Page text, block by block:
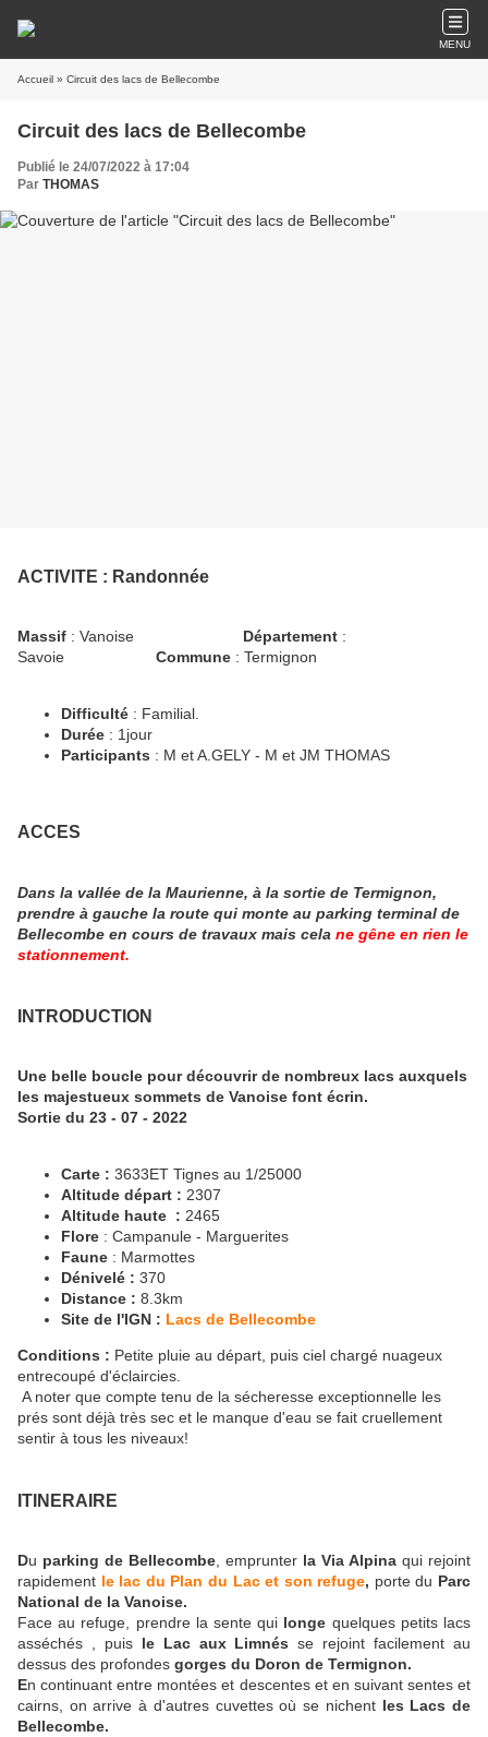
MENU
Accueil » Circuit des lacs de Bellecombe
Circuit des lacs de Bellecombe
Publié le 24/07/2022 à 17:04
Par THOMAS
ACTIVITE : Randonnée
Massif : Vanoise Département :
Savoie
Commune : Termignon
Difficulté : Familial.
Durée : 1jour
Participants : M et A.GELY - M et JM THOMAS
ACCES
Dans la vallée de la Maurienne, à la sortie de Termignon,
prendre à gauche la route qui monte au parking terminal de
Bellecombe en cours de travaux mais cela ne gêne en rien le
stationnement.
INTRODUCTION
Une belle boucle pour découvrir de nombreux lacs auxquels
les majestueux sommets de Vanoise font écrin.
Sortie du 23 - 07 - 2022
Carte : 3633ET Tignes au 1/25000
Altitude départ : 2307
Altitude haute : 2465
Flore : Campanule - Marguerites
Faune : Marmottes
Dénivelé : 370
Distance : 8.3km
Site de l'IGN : Lacs de Bellecombe
Conditions : Petite pluie au départ, puis ciel chargé nuageux
entrecoupé d'éclaircies.
A noter que compte tenu de la sécheresse exceptionnelle les
prés sont déjà très sec et le manque d'eau se fait cruellement
sentir à tous les niveaux!
ITINERAIRE
Du parking de Bellecombe , emprunter la Via Alpina qui rejoint
rapidement le lac du Plan du Lac et son refuge, porte du Parc
National de la Vanoise.
Face au refuge, prendre la sente qui longe quelques petits lacs
asséchés , puisle Lac aux Limnés se rejoint facilement au
dessus des profondes gorges du Doron de Termignon.
En continuant entre montées et descentes et en suivant sentes et
cairns, on arrive à d'autres cuvettes où se nichentles Lacs de
Bellecombe.